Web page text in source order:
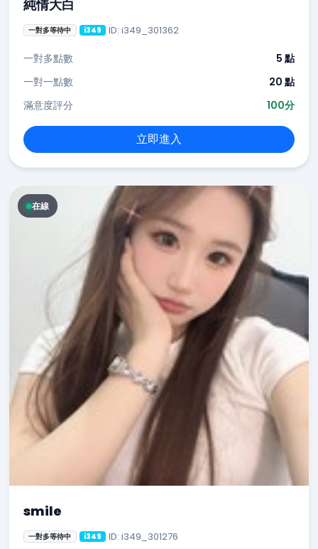
純情大白
一對多等待中 i349 ID: i349_301362
一對多點數
5 點
一對一點數
20 點
滿意度評分
100分
立即進入
在線
smile
一對多等待中 i349 ID: i349_301276